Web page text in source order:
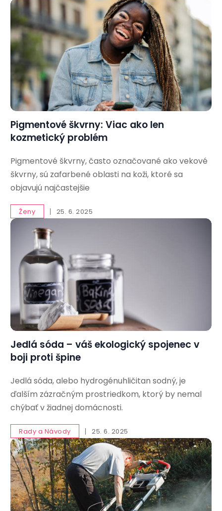
Pigmentové škvrny: Viac ako len
kozmetický problém
Pigmentové škvrny, často označované ako vekové
škvrny, sú zafarbené oblasti na koži, ktoré sa
objavujú najčastejšie
Ženy 25. 6. 2025
Jedlá sóda – váš ekologický spojenec v
boji proti špine
Jedlá sóda, alebo hydrogénuhličitan sodný, je
ďalším zázračným prostriedkom, ktorý by nemal
chýbať v žiadnej domácnosti.
Rady a Návody 25. 6. 2025